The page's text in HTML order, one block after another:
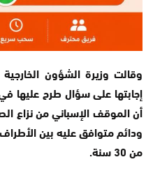
وقالت وزيرة الشؤون الخارجية
إجابتها على سؤال طرح عليها
أن الموقف الإسباني من نزاع
ودائم متوافق عليه بين
من 30 سنة.